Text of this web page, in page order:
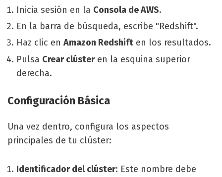
Inicia sesión en la Consola de AWS.
En la barra de búsqueda, escribe "Redshift".
Haz clic en Amazon Redshift en los resultados.
Pulsa Crear clústeren la esquina superior
derecha.
Configuración Básica
Una vez dentro, configura los aspectos
principales de tu clúster:
Identificador del clúster: Este nombre debe